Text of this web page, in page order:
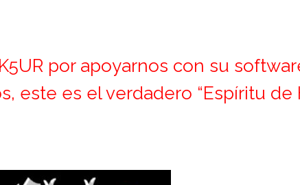
por apoyarnos con su
este es el verdadero “Espíritu de